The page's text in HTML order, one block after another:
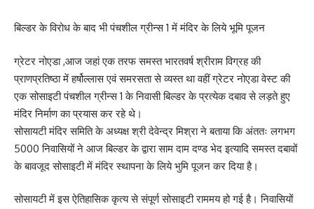
बिल्डर के विरोध के बाद भी पंचशील ग्रीन्स 1 में मंदिर के लिये भूमि पूजन
ग्रेटर नोएडा ,आज जहां एक तरफ समस्त भारतवर्ष श्रीराम विग्रह की
प्राणप्रतिष्ठा में हर्षोल्लास एवं समरसता से व्यस्त था वहीं ग्रेटर नोएडा वेस्ट की
एक सोसाइटी पंचशील ग्रीन्स 1 के निवासी बिल्डर के प्रत्येक दबाव से लड़ते हुए
मंदिर निर्माण का प्रयास कर रहे थे।
सोसायटी मंदिर समिति के अध्यक्ष श्री देवेन्द्र मिश्रा ने बताया कि अंततः लगभग
5000 निवासियों ने आज बिल्डर के द्वारा साम दाम दण्ड भेद इत्यादि समस्त दबावों
के बावजूद सोसाइटी में मंदिर स्थापना के लिये भुमि पूजन कर दिया है।
सोसायटी में इस ऐतिहासिक कृत्य से संपूर्ण सोसाइटी राममय हो गई है। निवासियों